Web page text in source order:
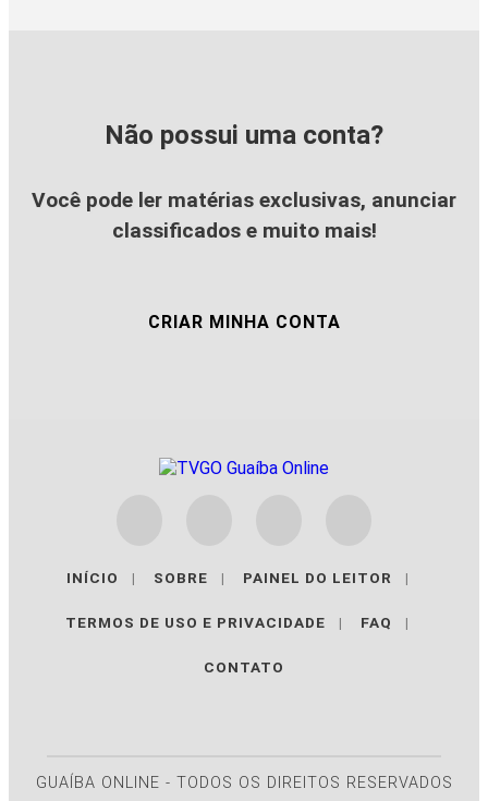
Não possui uma conta?
Você pode ler matérias exclusivas, anunciar
classificados e muito mais!
CRIAR MINHA CONTA
INÍCIO | SOBRE | PAINEL DO LEITOR |
TERMOS DE USO E PRIVACIDADE | FAQ |
CONTATO
GUAÍBA ONLINE - TODOS OS DIREITOS RESERVADOS